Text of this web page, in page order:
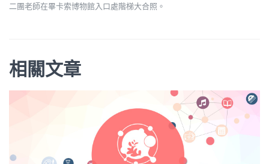
二團老師在畢卡索博物館入口處階梯大合照。
相關文章